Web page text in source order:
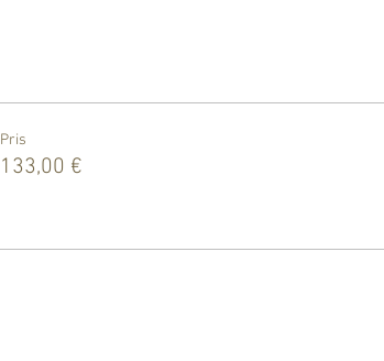
Pris
133,00 €